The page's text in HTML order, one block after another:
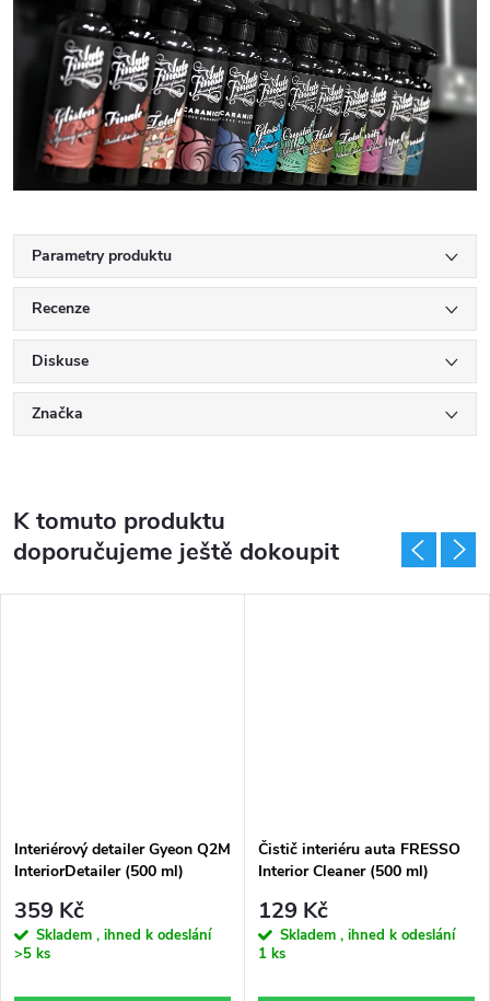
Parametry produktu
Recenze
Diskuse
Značka
K tomuto produktu
doporučujeme ještě dokoupit
Interiérový detailer Gyeon Q2M
InteriorDetailer (500 ml)
359 Kč
Skladem , ihned k odeslání
>5 ks
Čistič interiéru auta FRESSO
Interior Cleaner (500 ml)
129 Kč
Skladem , ihned k odeslání
1 ks